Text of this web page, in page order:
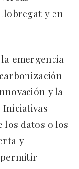
y en
emergencia
y la
los datos o los
y